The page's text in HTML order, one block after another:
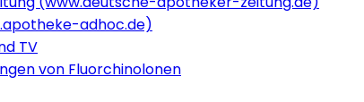
adhoc.de)
TV
von Fluorchinolonen